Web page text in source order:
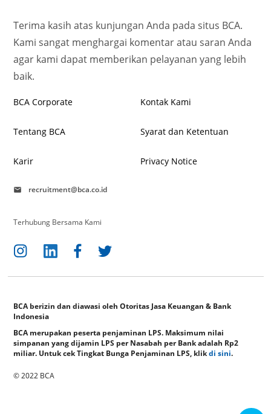
Terima kasih atas kunjungan Anda pada situs BCA.
Kami sangat menghargai komentar atau saran Anda
agar kami dapat memberikan pelayanan yang lebih
baik.
BCA Corporate
Tentang BCA
Karir
Kontak Kami
Syarat dan Ketentuan
Privacy Notice
mail recruitment@bca.co.id
Terhubung Bersama Kami
BCA berizin dan diawasi oleh Otoritas Jasa Keuangan & Bank
Indonesia
BCA merupakan peserta penjaminan LPS. Maksimum nilai
simpanan yang dijamin LPS per Nasabah per Bank adalah Rp2
miliar. Untuk cek Tingkat Bunga Penjaminan LPS, klikdi sini.
© 2022 BCA